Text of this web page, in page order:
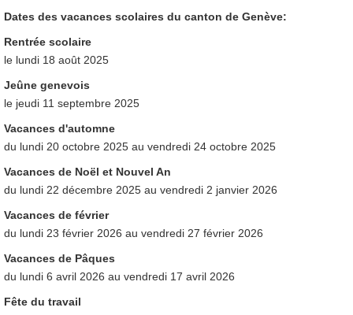
Dates des vacances scolaires du canton de Genève:
Rentrée scolaire
le lundi 18 août 2025
Jeûne genevois
le jeudi 11 septembre 2025
Vacances d'automne
du lundi 20 octobre 2025 au vendredi 24 octobre 2025
Vacances de Noël et Nouvel An
du lundi 22 décembre 2025 au vendredi 2 janvier 2026
Vacances de février
du lundi 23 février 2026 au vendredi 27 février 2026
Vacances de Pâques
du lundi 6 avril 2026 au vendredi 17 avril 2026
Fête du travail